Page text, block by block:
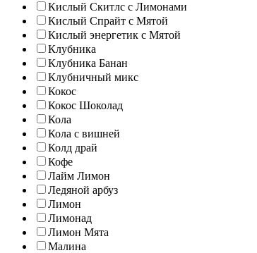
Кислый Скитлс с Лимонами
Кислый Спрайт с Мятой
Кислый энергетик с Мятой
Клубника
Клубника Банан
Клубничный микс
Кокос
Кокос Шоколад
Кола
Кола с вишней
Колд драй
Кофе
Лайм Лимон
Ледяной арбуз
Лимон
Лимонад
Лимон Мята
Малина